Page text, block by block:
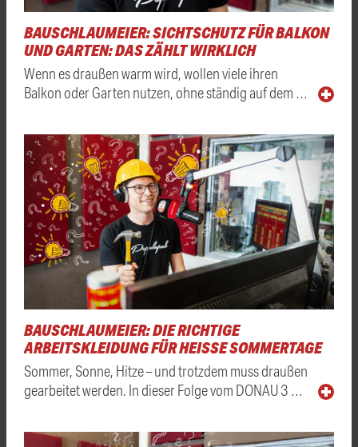
BAUSCHLAUMEIER: SICHTSCHUTZ FÜR BALKON
UND GARTEN: DAS ZÄHLT WIRKLICH
Wenn es draußen warm wird, wollen viele ihren
Balkon oder Garten nutzen, ohne ständig auf dem …
BAUSCHLAUMEIER: DIE RICHTIGE
ARBEITSKLEIDUNG FÜR HEISSE SOMMERTAGE
Sommer, Sonne, Hitze – und trotzdem muss draußen
gearbeitet werden. In dieser Folge vom DONAU 3 …